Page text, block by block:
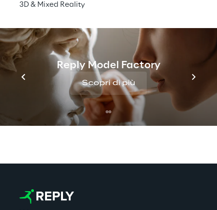
3D & Mixed Reality
Reply Model Factory
Scopri di più
Discover more
No contents here.